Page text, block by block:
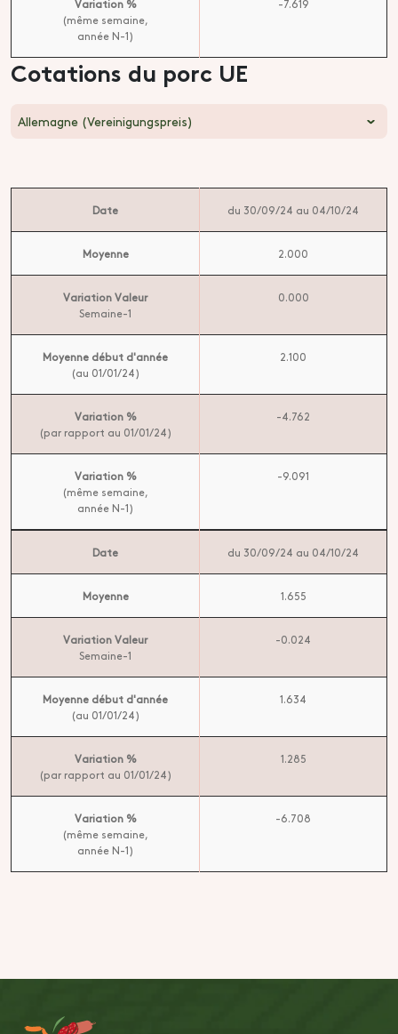
Variation %
(même semaine,
année N-1)
-7.619
Cotations du porc UE
Allemagne (Vereinigungspreis)
Date du 30/09/24 au 04/10/24
Moyenne 2.000
Variation Valeur
Semaine-1
0.000
Moyenne début d'année
(au 01/01/24)
2.100
Variation %
(par rapport au 01/01/24)
-4.762
Variation %
(même semaine,
année N-1)
-9.091
Date du 30/09/24 au 04/10/24
Moyenne 1.655
Variation Valeur
Semaine-1
-0.024
Moyenne début d'année
(au 01/01/24)
1.634
Variation %
(par rapport au 01/01/24)
1.285
Variation %
(même semaine,
année N-1)
-6.708